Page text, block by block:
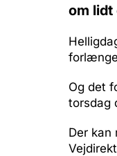
om lidt
Og det
torsdag
Der kan